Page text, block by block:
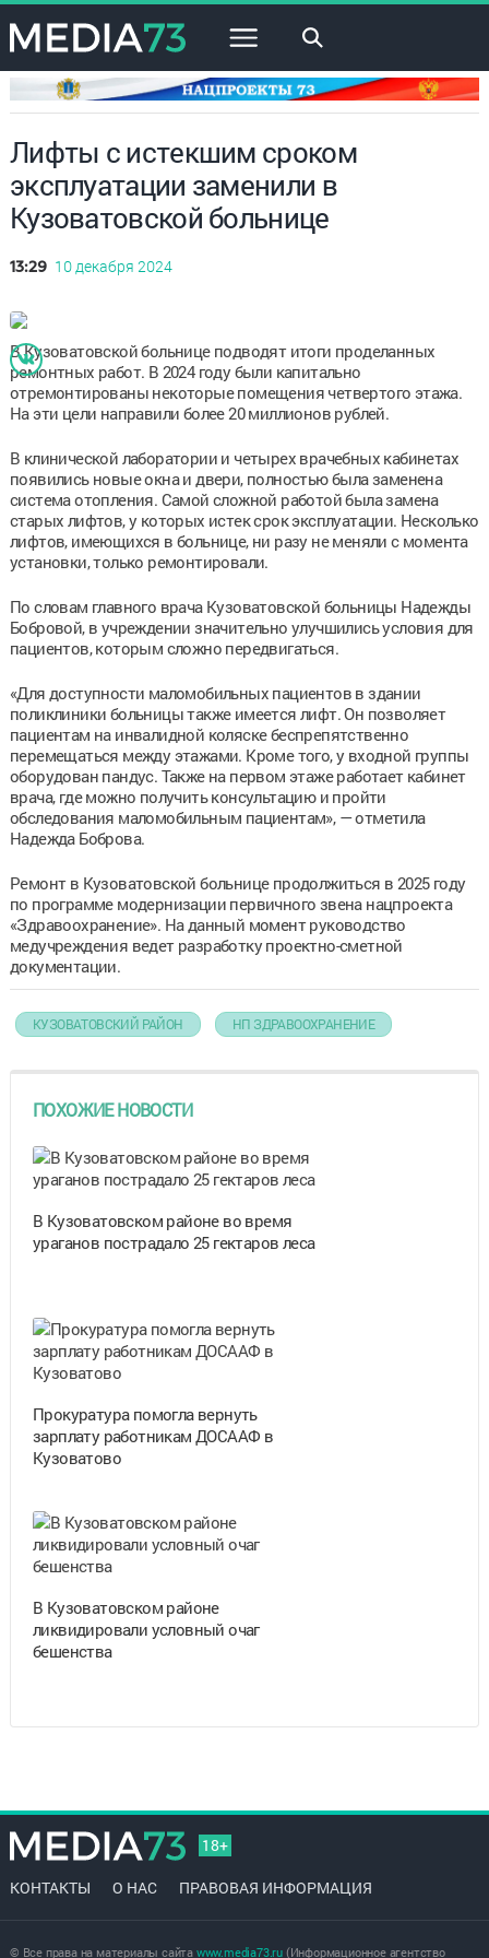
×
Лифты с истекшим сроком
эксплуатации заменили в
Кузоватовской больнице
13:29 10 декабря 2024
В Кузоватовской больнице подводят итоги проделанных
ремонтных работ. В 2024 году были капитально
отремонтированы некоторые помещения четвертого этажа.
На эти цели направили более 20 миллионов рублей.
В клинической лаборатории и четырех врачебных кабинетах
появились новые окна и двери, полностью была заменена
система отопления. Самой сложной работой была замена
старых лифтов, у которых истек срок эксплуатации. Несколько
лифтов, имеющихся в больнице, ни разу не меняли с момента
установки, только ремонтировали.
По словам главного врача Кузоватовской больницы Надежды
Бобровой, в учреждении значительно улучшились условия для
пациентов, которым сложно передвигаться.
«Для доступности маломобильных пациентов в здании
поликлиники больницы также имеется лифт. Он позволяет
пациентам на инвалидной коляске беспрепятственно
перемещаться между этажами. Кроме того, у входной группы
оборудован пандус. Также на первом этаже работает кабинет
врача, где можно получить консультацию и пройти
обследования маломобильным пациентам», — отметила
Надежда Боброва.
Ремонт в Кузоватовской больнице продолжиться в 2025 году
по программе модернизации первичного звена нацпроекта
«Здравоохранение». На данный момент руководство
медучреждения ведет разработку проектно-сметной
документации.
КУЗОВАТОВСКИЙ РАЙОН НП ЗДРАВООХРАНЕНИЕ
ПОХОЖИЕ НОВОСТИ
В Кузоватовском районе во время
ураганов пострадало 25 гектаров леса
Прокуратура помогла вернуть
зарплату работникам ДОСААФ в
Кузоватово
В Кузоватовском районе
ликвидировали условный очаг
бешенства
18+
КОНТАКТЫ О НАС ПРАВОВАЯ ИНФОРМАЦИЯ
© Все права на материалы сайта www.media73.ru(Информационное агентство